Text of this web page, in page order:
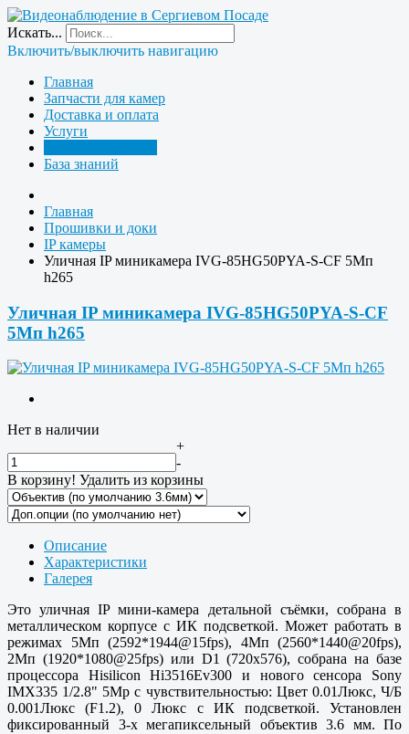
Искать...
Включить/выключить навигацию
Главная
Запчасти для камер
Доставка и оплата
Услуги
База знаний
Главная
Прошивки и доки
IP камеры
Уличная IP миникамера IVG-85HG50PYA-S-CF 5Мп
h265
Уличная IP миникамера IVG-85HG50PYA-S-CF
5Мп h265
Нет в наличии
+
-
В корзину! Удалить из корзины
Описание
Характеристики
Галерея
Это уличная IP мини-камера детальной съёмки, собрана в
металлическом корпусе с ИК подсветкой. Может работать в
режимах 5Мп (2592*1944@15fps), 4Мп (2560*1440@20fps),
2Мп (1920*1080@25fps) или D1 (720x576), собрана на базе
процессора Hisilicon Hi3516Ev300 и нового сенсора Sony
IMX335 1/2.8" 5Mp с чувствительностью: Цвет 0.01Люкс, Ч/Б
0.001Люкс (F1.2), 0 Люкс с ИК подсветкой. Установлен
фиксированный 3-х мегапиксельный объектив 3.6 мм. По